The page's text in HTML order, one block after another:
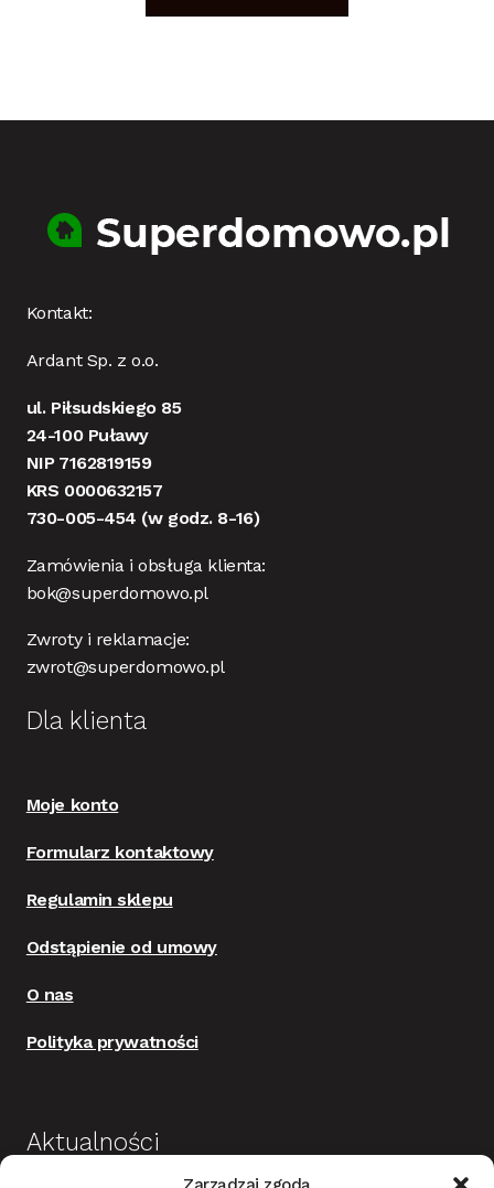
Kontakt:
Ardant Sp. z o.o.
ul. Piłsudskiego 85
24-100 Puławy
NIP 7162819159
KRS 0000632157
730-005-454 (w godz. 8-16)
Zamówienia i obsługa klienta:
bok@superdomowo.pl
Zwroty i reklamacje:
zwrot@superdomowo.pl
Dla klienta
Moje konto
Formularz kontaktowy
Regulamin sklepu
Odstąpienie od umowy
O nas
Polityka prywatności
Aktualności